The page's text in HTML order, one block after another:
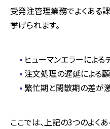
受発注管理業務でよくある
挙げられます。
ヒューマンエラーによる
注文処理の遅延による
繁忙期と閑散期の差が
ここでは、上記の3つのよく